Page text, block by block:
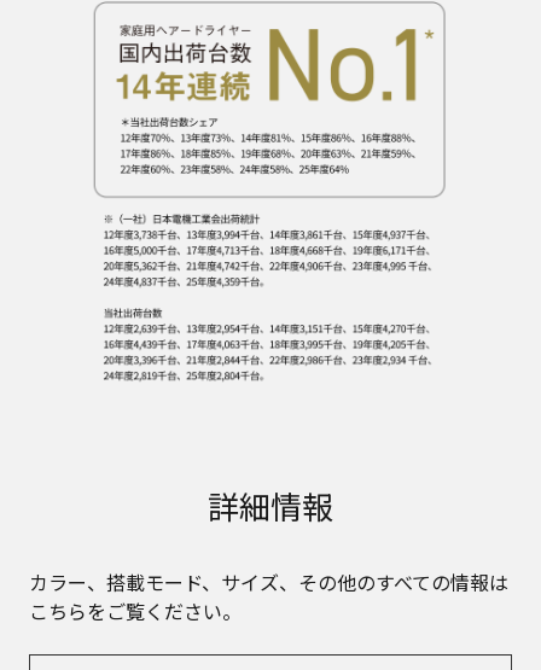
詳細情報
カラー、搭載モード、サイズ、その他のすべての情報は
こちらをご覧ください。